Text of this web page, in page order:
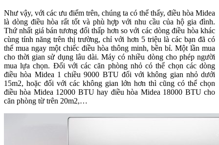
Như vậy, với các ưu điểm trên, chúng ta có thể thấy, điều hòa Midea
là dòng điều hòa rất tốt và phù hợp với nhu cầu của hộ gia đình.
Thứ nhất giá bán tương đối thấp hơn so với các dòng điều hòa khác
cùng tính năng trên thị trường, chỉ với hơn 5 triệu là các bạn đã có
thể mua ngay một chiếc điều hòa thông minh, bền bỉ. Một lần mua
cho thời gian sử dụng lâu dài. Máy có nhiều dòng cho phép người
mua lựa chọn. Đối với các căn phòng nhỏ có thể chọn các dòng
điều hòa Midea 1 chiều 9000 BTU đối với không gian nhỏ dưới
15m2, hoặc đối với các không gian lớn hơn thì cũng có thể chọn
điều hòa Midea 12000 BTU hay điều hòa Midea 18000 BTU cho
căn phòng từ trên 20m2,…